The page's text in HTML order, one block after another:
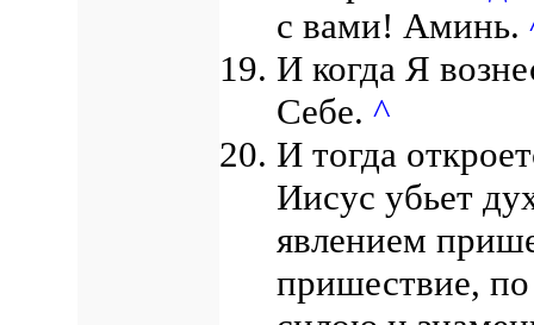
с вами! Аминь.
И когда Я
Себе. ^
И тогда
Иисус убьет
явлением
пришествие,